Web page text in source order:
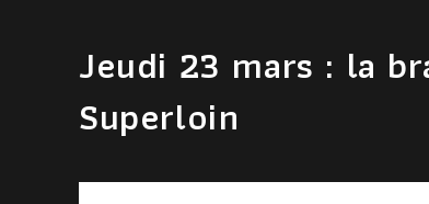
Jeudi 23 mars : la
Superloin